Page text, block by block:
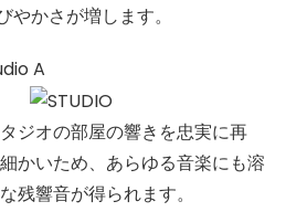
やかさが増します。
A
ジオの部屋の響きを忠実に再
かいため、あらゆる音楽にも溶
残響音が得られます。